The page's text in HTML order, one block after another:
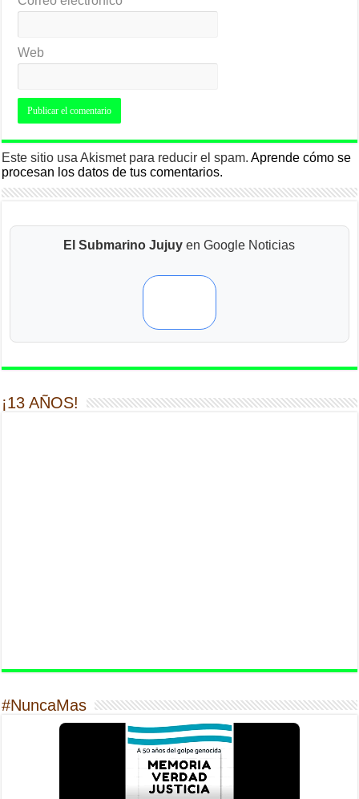
Web
Este sitio usa Akismet para reducir el spam.Aprende cómo se
procesan los datos de tus comentarios.
El Submarino Jujuy en Google Noticias
¡13 AÑOS!
#NuncaMas